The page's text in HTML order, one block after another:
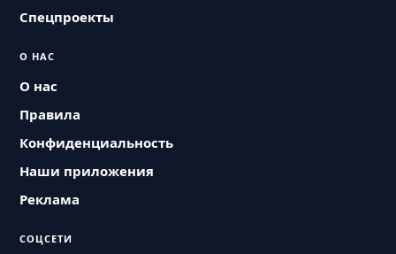
Спецпроекты
О НАС
О нас
Правила
Конфиденциальность
Наши приложения
Реклама
СОЦСЕТИ